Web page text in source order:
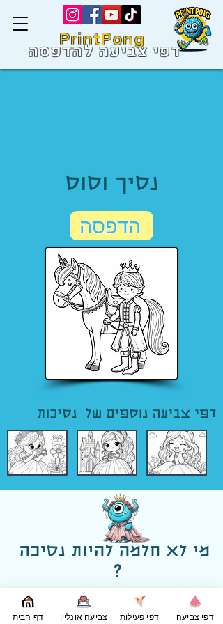
PrintPong
דפי צביעה להדפסה
נסיך וסוס
הדפסה
דפי צביעה נוספים של נסיכות
מי לא חלמה להיות נסיכה
?
אבל מה זה באמת אומר להיות נסיכה? במובן
המסורתי, נסיכה היא בת מלוכה, אשת נסיך או
דף הבית צביעה אונליין דפי פעילות דפי צביעה